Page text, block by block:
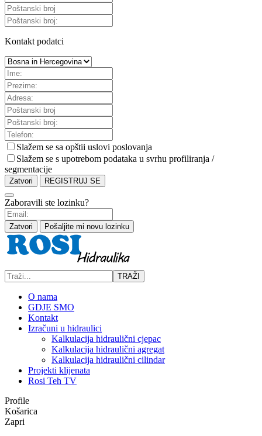
Kontakt podatci
Slažem se sa opštii uslovi poslovanja
Slažem se s upotrebom podataka u svrhu profiliranja /
segmentacije
Zatvori REGISTRUJ SE
Zaboravili ste lozinku?
Zatvori Pošaljite mi novu lozinku
TRAŽI
O nama
GDJE SMO
Kontakt
Izračuni u hidraulici
Kalkulacija hidraulični cjepac
Kalkulacija hidraulični agregat
Kalkulacija hidraulični cilindar
Projekti klijenata
Rosi Teh TV
Profile
Košarica
Zapri